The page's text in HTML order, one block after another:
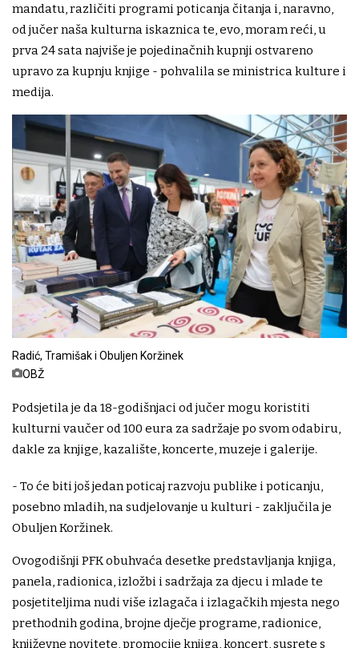
mandatu, različiti programi poticanja čitanja i, naravno,
od jučer naša kulturna iskaznica te, evo, moram reći, u
prva 24 sata najviše je pojedinačnih kupnji ostvareno
upravo za kupnju knjige - pohvalila se ministrica kulture i
medija.
Radić, Tramišak i Obuljen Koržinek
OBŽ
Podsjetila je da 18-godišnjaci od jučer mogu koristiti
kulturni vaučer od 100 eura za sadržaje po svom odabiru,
dakle za knjige, kazalište, koncerte, muzeje i galerije.
- To će biti još jedan poticaj razvoju publike i poticanju,
posebno mladih, na sudjelovanje u kulturi - zaključila je
Obuljen Koržinek.
Ovogodišnji PFK obuhvaća desetke predstavljanja knjiga,
panela, radionica, izložbi i sadržaja za djecu i mlade te
posjetiteljima nudi više izlagača i izlagačkih mjesta nego
prethodnih godina, brojne dječje programe, radionice,
književne novitete, promocije knjiga, koncert, susrete s